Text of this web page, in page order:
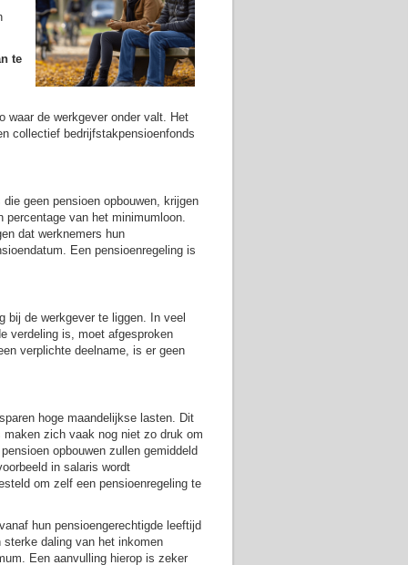
te
waar de werkgever onder valt. Het
collectief bedrijfstakpensioenfonds
geen pensioen opbouwen, krijgen
van het minimumloon.
dat werknemers hun
Een pensioenregeling is
bij de werkgever te liggen. In veel
verdeling is, moet afgesproken
verplichte deelname, is er geen
hoge maandelijkse lasten. Dit
maken zich vaak nog niet zo druk om
opbouwen zullen gemiddeld
in salaris wordt
om zelf een pensioenregeling te
hun pensioengerechtigde leeftijd
daling van het inkomen
Een aanvulling hierop is zeker